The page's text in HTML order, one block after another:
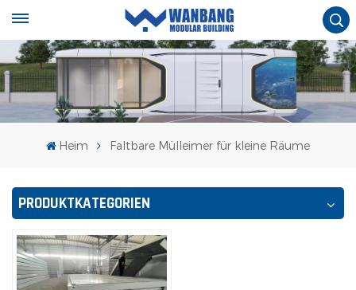
Heim Faltbare Mülleimer für kleine Räume
PRODUKTKATEGORIEN